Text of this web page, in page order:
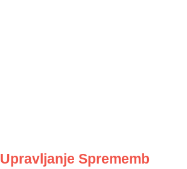
Upravljanje Sprememb